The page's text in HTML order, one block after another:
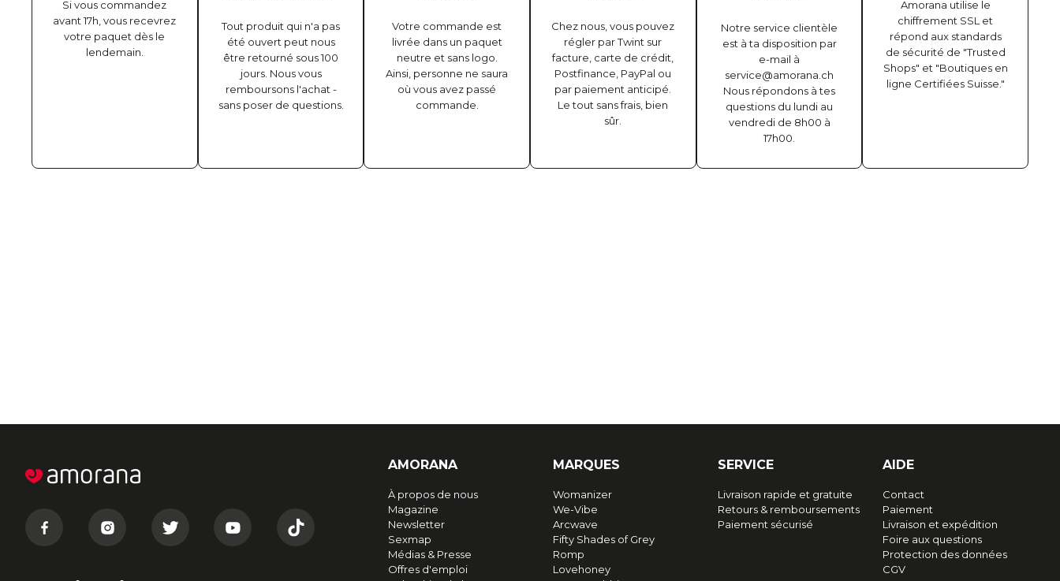
Si vous commandez
avant 17h, vous recevrez
votre paquet dès le
lendemain.
Tout produit qui n'a pas
été ouvert peut nous
être retourné sous 100
jours. Nous vous
remboursons l'achat -
sans poser de questions.
Votre commande est
livrée dans un paquet
neutre et sans logo.
Ainsi, personne ne saura
où vous avez passé
commande.
Chez nous, vous pouvez
régler par Twint sur
facture, carte de crédit,
Postfinance, PayPal ou
par paiement anticipé.
Le tout sans frais, bien
sûr.
Notre service clientèle
est à ta disposition par
e-mail à
service@amorana.ch
Nous répondons à tes
questions du lundi au
vendredi de 8h00 à
17h00.
Amorana utilise le
chiffrement SSL et
répond aux standards
de sécurité de "Trusted
Shops" et "Boutiques en
ligne Certifiées Suisse."
AMORANA
À propos de nous
Magazine
Newsletter
Sexmap
Médias & Presse
Offres d'emploi
MARQUES
Womanizer
We-Vibe
Arcwave
Fifty Shades of Grey
Romp
Lovehoney
SERVICE
Livraison rapide et gratuite
Retours & remboursements
Paiement sécurisé
AIDE
Contact
Paiement
Livraison et expédition
Foire aux questions
Protection des données
CGV